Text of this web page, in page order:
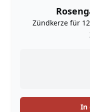
Zündkerze für
In